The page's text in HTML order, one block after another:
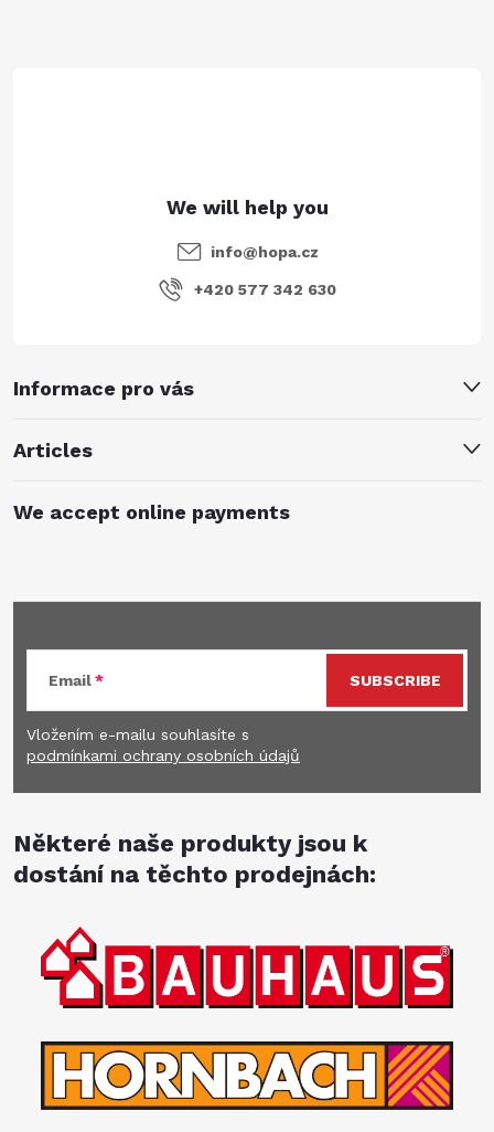
Informace pro vás
Articles
info@hopa.cz
+420 577 342 630
We accept online payments
Email
Vložením e-mailu souhlasíte s
podmínkami ochrany osobních údajů
SUBSCRIBE
Některé naše produkty jsou k
dostání na těchto prodejnách: